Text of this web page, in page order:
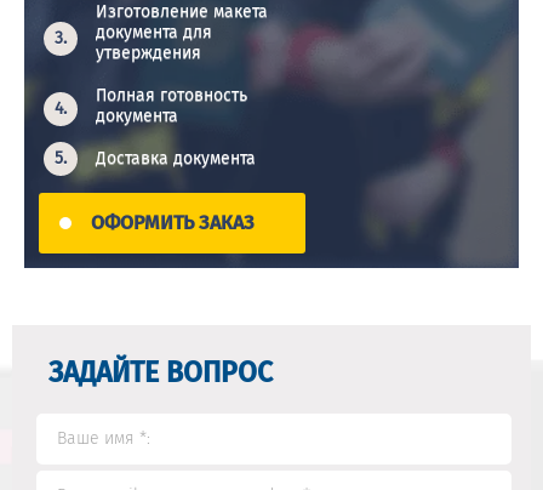
Изготовление макета
документа для
утверждения
Полная готовность
документа
Доставка документа
ОФОРМИТЬ ЗАКАЗ
ЗАДАЙТЕ ВОПРОС